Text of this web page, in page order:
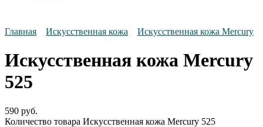
Главная Искусственная кожа Искусственная кожа Mercury
Искусственная кожа Mercury
525
590 руб.
Количество товара Искусственная кожа Mercury 525